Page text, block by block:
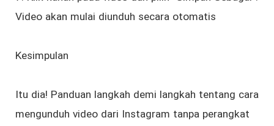
Video akan mulai diunduh secara otomatis
Kesimpulan
Itu dia! Panduan langkah demi langkah tentang cara
mengunduh video dari Instagram tanpa perangkat